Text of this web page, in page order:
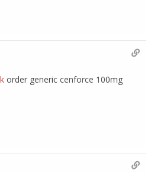
order generic cenforce 100mg